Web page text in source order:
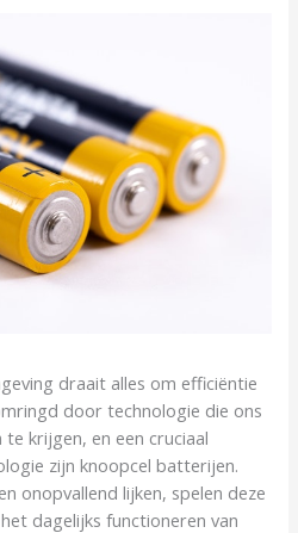
draait alles om efficiëntie
door technologie die ons
krijgen, en een cruciaal
zijn knoopcel batterijen.
onopvallend lijken, spelen deze
dagelijks functioneren van